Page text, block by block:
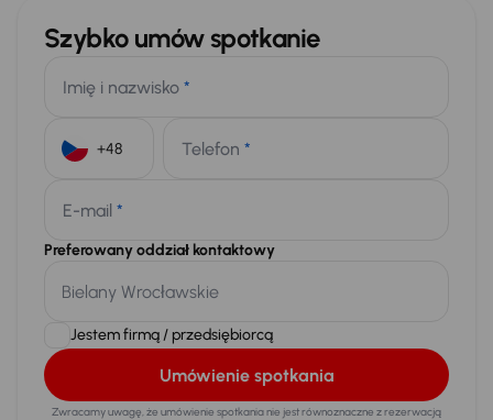
Szybko umów spotkanie
Imię i nazwisko *
Telefon *
E-mail *
Preferowany oddział kontaktowy
Jestem firmą / przedsiębiorcą
Umówienie spotkania
Zwracamy uwagę, że umówienie spotkania nie jest równoznaczne z rezerwacją